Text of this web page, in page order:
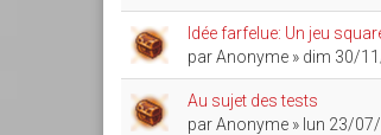
Idée farfelue: Un jeu
parAnonyme » dim 30/
Au sujet des tests
parAnonyme » lun 23/